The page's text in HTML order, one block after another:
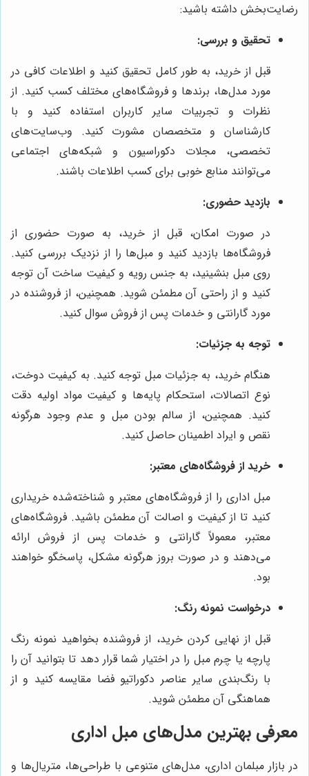
رضایت‌بخش داشته باشید:
تحقیق و بررسی:
قبل از خرید، به طور کامل تحقیق کنید و اطلاعات کافی در
مورد مدل‌ها، برندها و فروشگاه‌های مختلف کسب کنید. از
نظرات و تجربیات سایر کاربران استفاده کنید و با
کارشناسان و متخصصان مشورت کنید. وب‌سایت‌های
تخصصی، مجلات دکوراسیون و شبکه‌های اجتماعی
می‌توانند منابع خوبی برای کسب اطلاعات باشند.
بازدید حضوری:
در صورت امکان، قبل از خرید، به صورت حضوری از
فروشگاه‌ها بازدید کنید و مبل‌ها را از نزدیک بررسی کنید.
روی مبل بنشینید، به جنس رویه و کیفیت ساخت آن توجه
کنید و از راحتی آن مطمئن شوید. همچنین، از فروشنده در
مورد گارانتی و خدمات پس از فروش سوال کنید.
توجه به جزئیات:
هنگام خرید، به جزئیات مبل توجه کنید. به کیفیت دوخت،
نوع اتصالات، استحکام پایه‌ها و کیفیت مواد اولیه دقت
کنید. همچنین، از سالم بودن مبل و عدم وجود هرگونه
نقص و ایراد اطمینان حاصل کنید.
خرید از فروشگاه‌های معتبر:
مبل اداری را از فروشگاه‌های معتبر و شناخته‌شده خریداری
کنید تا از کیفیت و اصالت آن مطمئن باشید. فروشگاه‌های
معتبر، معمولاً گارانتی و خدمات پس از فروش ارائه
می‌دهند و در صورت بروز هرگونه مشکل، پاسخگو خواهند
بود.
درخواست نمونه رنگ:
قبل از نهایی کردن خرید، از فروشنده بخواهید نمونه رنگ
پارچه یا چرم مبل را در اختیار شما قرار دهد تا بتوانید آن را
با رنگ‌بندی سایر عناصر دکوراتیو فضا مقایسه کنید و از
هماهنگی آن مطمئن شوید.
معرفی بهترین مدل‌های مبل اداری
در بازار مبلمان اداری، مدل‌های متنوعی با طراحی‌ها، متریال‌ها و